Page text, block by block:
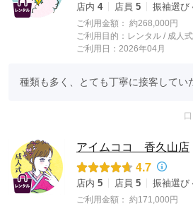
店内 4 店員 5 振袖選び
ご利用金額： 約268,000円
ご利用目的： レンタル / 成人式
ご利用日：2026年04月
種類も多く、とても丁寧に接客してい
アイムココ 香久山店
4.7
店内 5 店員 5 振袖選び
ご利用金額： 約171,000円